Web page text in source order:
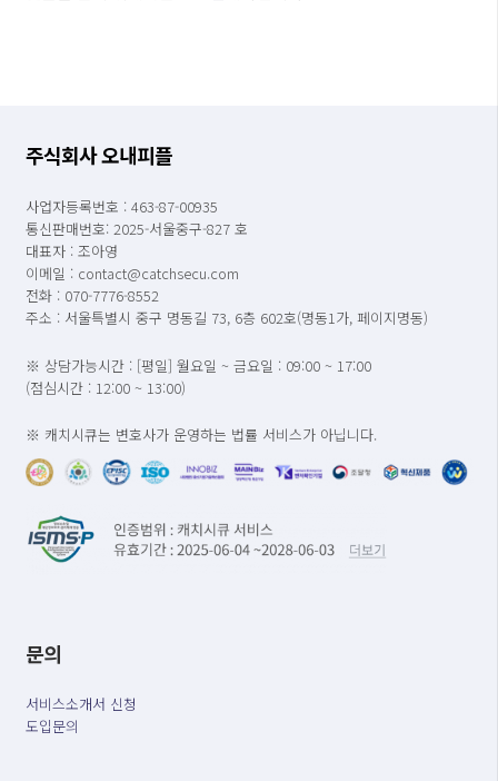
주식회사 오내피플
사업자등록번호 : 463-87-00935
통신판매번호: 2025-서울중구-827 호
대표자 : 조아영
이메일 : contact@catchsecu.com
전화 : 070-7776-8552
주소 : 서울특별시 중구 명동길 73, 6층 602호(명동1가, 페이지명동)
※ 상담가능시간 : [평일] 월요일 ~ 금요일 : 09:00 ~ 17:00
(점심시간 : 12:00 ~ 13:00)
※ 캐치시큐는 변호사가 운영하는 법률 서비스가 아닙니다.
문의
서비스소개서 신청
도입문의